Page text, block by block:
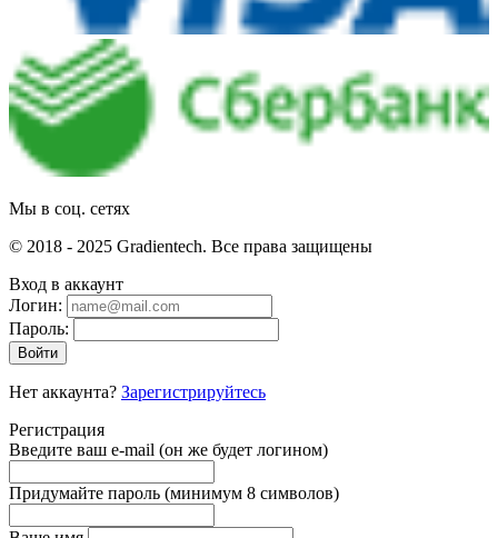
Мы в соц. сетях
© 2018 - 2025 Gradientech. Все права защищены
Вход в аккаунт
Логин:
Пароль:
Войти
Нет аккаунта? Зарегистрируйтесь
Регистрация
Введите ваш e-mail (он же будет логином)
Придумайте пароль (минимум 8 символов)